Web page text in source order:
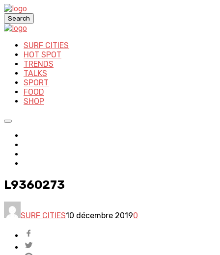
Search
SURF CITIES
HOT SPOT
TRENDS
TALKS
SPORT
FOOD
SHOP
L9360273
SURF CITIES10 décembre 20190